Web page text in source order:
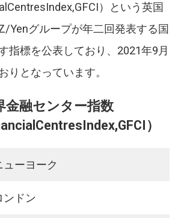
）という英国
Yenグループが年二回発表する国
指標を公表しており、2021年9月
りとなっています。
金融センター指数
）
ューヨーク
ンドン